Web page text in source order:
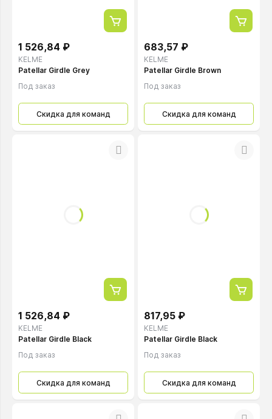
KELME
1 526,84 ₽
Patellar Girdle Grey
Под заказ
Скидка для команд
KELME
683,57 ₽
Patellar Girdle Brown
Под заказ
Скидка для команд
KELME
1 526,84 ₽
Patellar Girdle Black
Под заказ
Скидка для команд
KELME
817,95 ₽
Patellar Girdle Black
Под заказ
Скидка для команд